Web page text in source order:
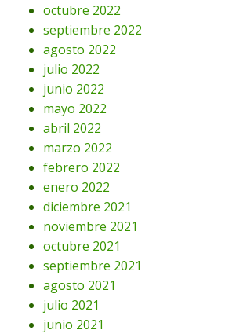
octubre 2022
septiembre 2022
agosto 2022
julio 2022
junio 2022
mayo 2022
abril 2022
marzo 2022
febrero 2022
enero 2022
diciembre 2021
noviembre 2021
octubre 2021
septiembre 2021
agosto 2021
julio 2021
junio 2021